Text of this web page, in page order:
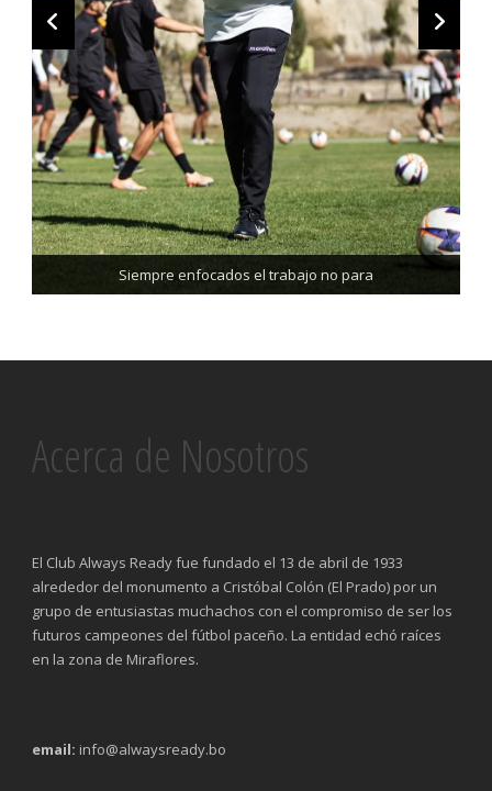
Siempre enfocados el trabajo no para
Trabajando enfocados, listos para el partido de mañana
Acerca de Nosotros
El Club Always Ready fue fundado el 13 de abril de 1933
alrededor del monumento a Cristóbal Colón (El Prado) por un
grupo de entusiastas muchachos con el compromiso de ser los
futuros campeones del fútbol paceño. La entidad echó raíces
en la zona de Miraflores.
email: info@alwaysready.bo